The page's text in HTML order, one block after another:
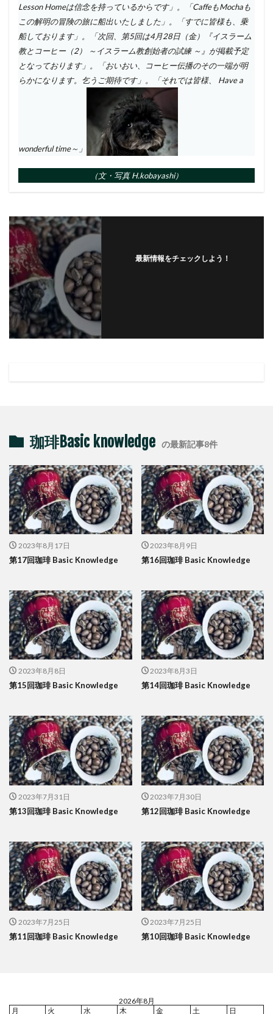
Lesson Homeは信念を持っているからです」。「CaffeもMochaも
この解明の冒険の旅に船出いたしました」。「すでに皆様も、乗
船しております」。「次回、第5回は4月28日（金）『イスラーム
教とコーヒー（2） ～イスラーム教創始者の試練 ～』が掲載予定
となっております」。「おいおい、コーヒー伝播のその一端が明
らかになります。乞うご期待です」。「それでは皆様、 Have a
wonderful time～」
（文・写真 H.kobayashi）
最新情報をチェックしよう！
珈琲Basic knowledge の最新記事8件
2023年8月17日
第17回珈琲 Basic Knowledge
2023年8月9日
第16回珈琲 Basic Knowledge
2023年8月8日
第15回珈琲 Basic Knowledge
2023年8月3日
第14回珈琲 Basic Knowledge
2023年7月31日
第13回珈琲 Basic Knowledge
2023年7月30日
第12回珈琲 Basic Knowledge
2023年7月25日
第11回珈琲 Basic Knowledge
2023年7月25日
第10回珈琲 Basic Knowledge
2026年8月
月
火 水 木 金 土 日